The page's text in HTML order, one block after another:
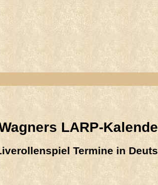
LARP-
Termine in